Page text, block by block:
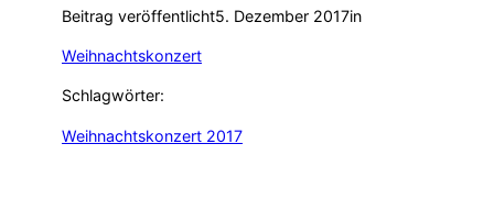
Beitrag veröffentlicht5. Dezember 2017in
Weihnachtskonzert
Schlagwörter:
Weihnachtskonzert 2017